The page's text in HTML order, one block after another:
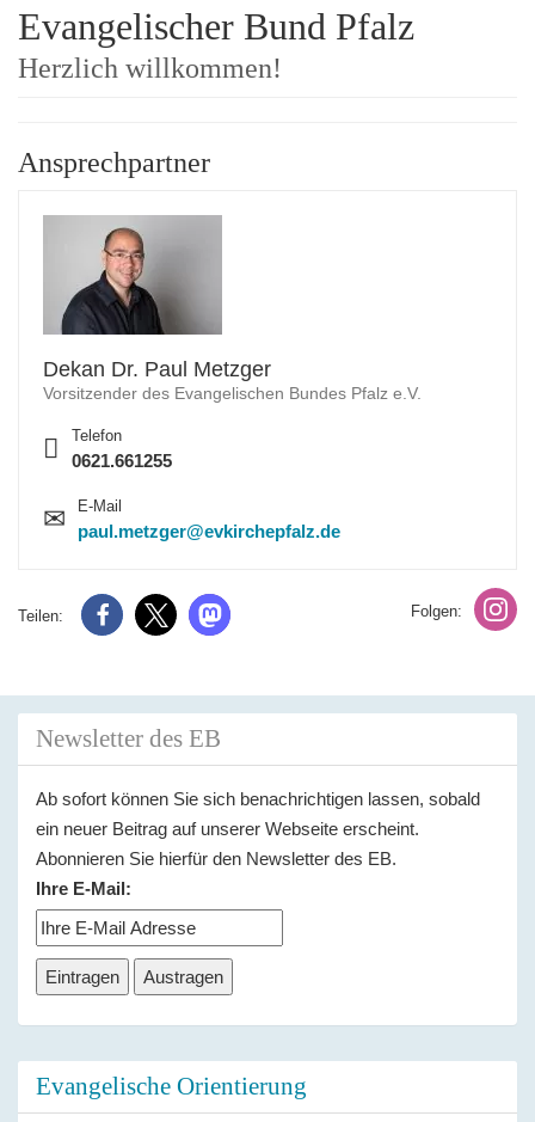
Evangelischer Bund Pfalz
Herzlich willkommen!
Ansprechpartner
Dekan Dr. Paul Metzger
Vorsitzender des Evangelischen Bundes Pfalz e.V.
Telefon
0621.661255
E-Mail
paul.metzger@evkirchepfalz.de
Teilen: Folgen:
Newsletter des EB
Ab sofort können Sie sich benachrichtigen lassen, sobald
ein neuer Beitrag auf unserer Webseite erscheint.
Abonnieren Sie hierfür den Newsletter des EB.
Ihre E-Mail:
Evangelische Orientierung